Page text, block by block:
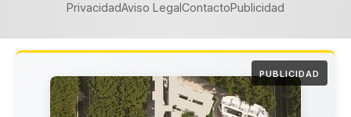
PrivacidadAviso Legal ContactoPublicidad
PUBLICIDAD